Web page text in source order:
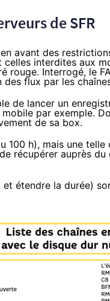
deSFR
avant des
celles interdites aux
rouge. Interrogé, le
flux par les
de lancer un
par exemple.
de sa box.
100 h), mais une
de récupérer auprès
étendre la durée)